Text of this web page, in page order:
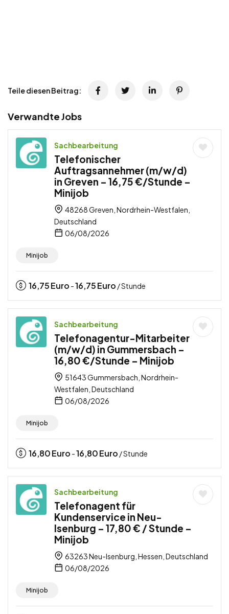
Teile diesen Beitrag:
Verwandte Jobs
Sachbearbeitung
Telefonischer
Auftragsannehmer (m/w/d)
in Greven – 16,75 €/Stunde –
Minijob
48268 Greven, Nordrhein-Westfalen,
Deutschland
06/08/2026
Minijob
16,75Euro -16,75Euro / Stunde
Sachbearbeitung
Telefonagentur-Mitarbeiter
(m/w/d) in Gummersbach –
16,80 €/Stunde – Minijob
51643 Gummersbach, Nordrhein-
Westfalen, Deutschland
06/08/2026
Minijob
16,80Euro -16,80Euro / Stunde
Sachbearbeitung
Telefonagent für
Kundenservice in Neu-
Isenburg – 17,80 € / Stunde –
Minijob
63263 Neu-Isenburg, Hessen, Deutschland
06/08/2026
Minijob